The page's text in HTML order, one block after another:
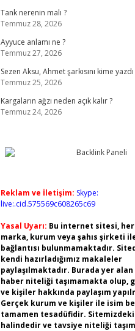
Tank nerenin malı ?
Temmuz 28, 2026
Ayyuce anlamı ne ?
Temmuz 27, 2026
Sezen Aksu, Ahmet şarkısını kime yazdı
Temmuz 25, 2026
Kargaların ağzı neden açık kalır ?
Temmuz 24, 2026
Reklam ve İletişim: Skype:
live:.cid.575569c608265c69
Yasal Uyarı: Bu internet sitesi,
marka, kurum veya şahıs şirketi
bağlantısı bulunmamaktadır.
kendi hazırladığımız makaleler
paylaşılmaktadır. Burada yer
haber niteliği taşımamakta olup,
ve kişiler hakkında paylaşım
Gerçek kurum ve kişiler ile isim
tamamen tesadüfidir.
halindedir ve tavsiye niteliği